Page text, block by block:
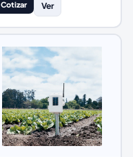
Cotizar Ver